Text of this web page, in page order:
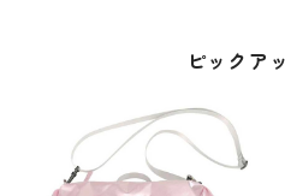
ピックア